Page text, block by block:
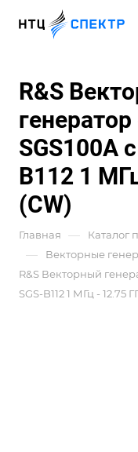
R&S
SGS100A
B112 1
(CW)
Главная — Каталог
— Векторные
R&S Векторный
SGS-B112 1 МГц - 12.75